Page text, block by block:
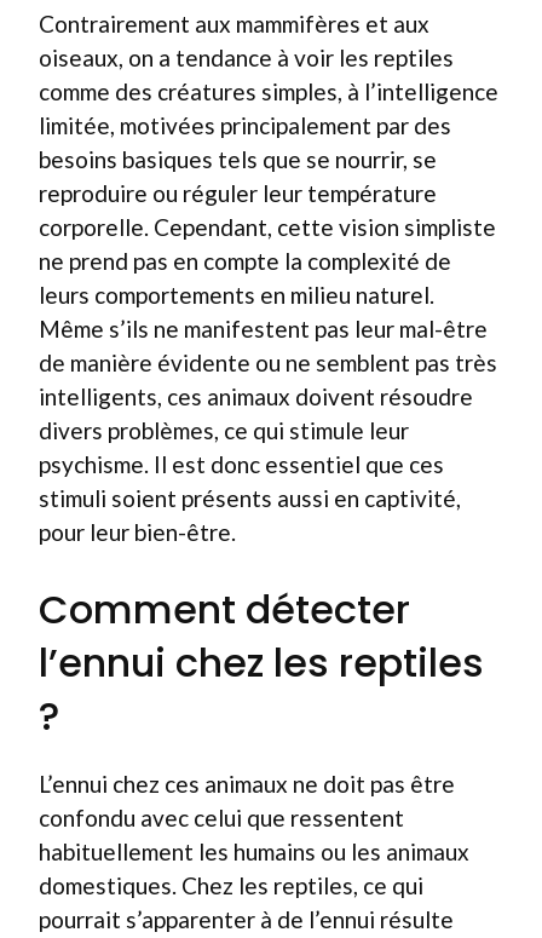
Contrairement aux mammifères et aux
oiseaux, on a tendance à voir les reptiles
comme des créatures simples, à l’intelligence
limitée, motivées principalement par des
besoins basiques tels que se nourrir, se
reproduire ou réguler leur température
corporelle. Cependant, cette vision simpliste
ne prend pas en compte la complexité de
leurs comportements en milieu naturel.
Même s’ils ne manifestent pas leur mal-être
de manière évidente ou ne semblent pas très
intelligents, ces animaux doivent résoudre
divers problèmes, ce qui stimule leur
psychisme. Il est donc essentiel que ces
stimuli soient présents aussi en captivité,
pour leur bien-être.
Comment détecter
l’ennui chez les reptiles
?
L’ennui chez ces animaux ne doit pas être
confondu avec celui que ressentent
habituellement les humains ou les animaux
domestiques. Chez les reptiles, ce qui
pourrait s’apparenter à de l’ennui résulte